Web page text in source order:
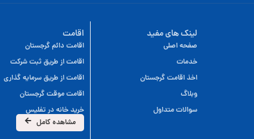
اقامت
اقامت دائم گرجستان
اقامت از طریق ثبت شرکت
اقامت از طریق سرمایه گذاری
اقامت موقت گرجستان
خرید خانه در تفلیس
مشاهده کامل
لینک های مفید
صفحه اصلی
خدمات
اخذ اقامت گرجستان
وبلاگ
سوالات متداول